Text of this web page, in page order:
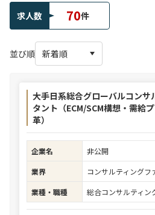
求人数 70件
並び順
大手日系総合グローバルコンサ
タント（ECM/SCM構想・需給
革）
企業名
非公開
業界
コンサルティングフ
業種・職種
総合コンサルティン